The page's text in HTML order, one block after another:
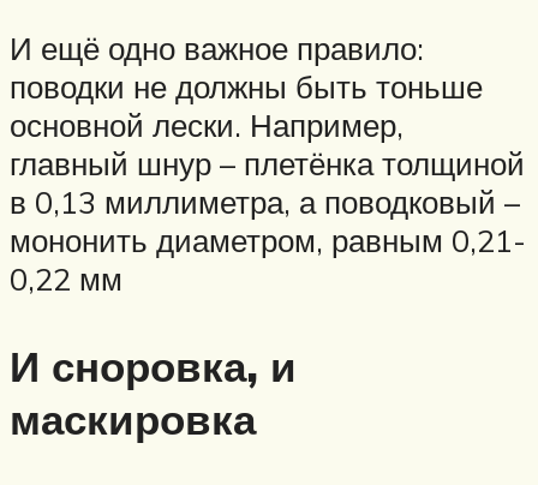
И ещё одно важное правило:
поводки не должны быть тоньше
основной лески. Например,
главный шнур – плетёнка толщиной
в 0,13 миллиметра, а поводковый –
мононить диаметром, равным 0,21-
0,22 мм
И сноровка, и
маскировка